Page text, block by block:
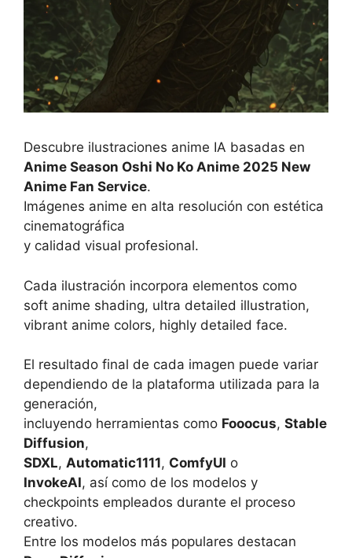
Descubre ilustraciones anime IA basadas en
Anime Season Oshi No Ko Anime 2025 New
Anime Fan Service.
Imágenes anime en alta resolución con estética
cinematográfica
y calidad visual profesional.
Cada ilustración incorpora elementos como
soft anime shading, ultra detailed illustration,
vibrant anime colors, highly detailed face.
El resultado final de cada imagen puede variar
dependiendo de la plataforma utilizada para la
generación,
incluyendo herramientas como Fooocus, Stable
Diffusion,
SDXL, Automatic1111, ComfyUI o
InvokeAI, así como de los modelos y
checkpoints empleados durante el proceso
creativo.
Entre los modelos más populares destacan